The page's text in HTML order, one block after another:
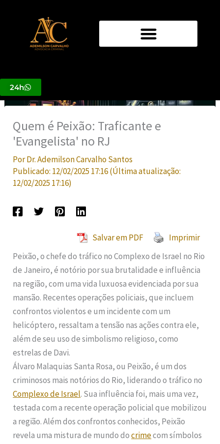
conteúdo
24h
Quem é Peixão: Traficante e
'Evangelista' no RJ
PorDr. Ademilson Carvalho Santos
Publicado: 12/02/2025 17:16(Última atualização:
12/02/2025 17:16)
Salvar em PDF
Imprimir
Peixão, o chefe do tráfico no Complexo de Israel no Rio
de Janeiro, é notório por sua brutalidade e influência
na região, com uma vida luxuosa evidenciada por sua
mansão. Recentes operações policiais, que incluem
confrontos violentos e um incidente com um
helicóptero, ressaltam a tensão nas ações contra ele,
além de seu uso de simbolismo religioso, como
estrelas de Davi.
Álvaro Malaquias Santa Rosa, ou Peixão, é um dos
criminosos mais notórios do Rio, liderando o tráfico no
Complexo de Israel. Sua influência foi, mais uma vez,
testada com a recente operação policial que mobilizou
a região. Além dos confrontos conhecidos, Peixão
revela uma mistura de mundo docrimecom símbolos